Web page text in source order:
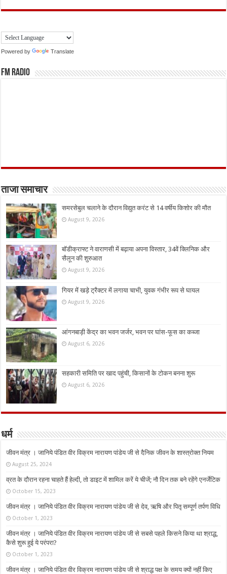
Powered by Translate
FM Radio
ताजा समाचार
समरसेबुल चलाने के दौरान विद्युत करंट से 14 वर्षीय किशोर की मौत
August 9, 2026
बॉडीक्राफ्ट ने वाराणसी में बढ़ाया अपना विस्तार, 34वें क्लिनिक और
सैलून की शुरुआत
August 9, 2026
गियर में खड़े ट्रैक्टर में लगाया चाभी, युवक गंभीर रूप से घायल
August 9, 2026
आंगनबाड़ी केंद्र का भवन जर्जर, भवन पर घांस-फूस का कब्जा
August 6, 2026
सहकारी समिति पर खाद पहुंची, किसानों के टोकन बनना शुरू
August 6, 2026
धर्म
जीवन मंत्र । जानिये पंडित वीर विक्रम नारायण पांडेय जी से दैनिक जीवन के शास्त्रोक्त नियम
August 25, 2024
व्रत के दौरान रहना चाहते हैं हेल्दी, तो डाइट में शामिल करें ये चीजें; नौ दिन तक बने रहेंगे एनर्जेटिक
October 15, 2023
जीवन मंत्र । जानिये पंडित वीर विक्रम नारायण पांडेय जी से देव, ऋषि और पितृ सम्पूर्ण तर्पण विधि
October 1, 2023
जीवन मंत्र । जानिये पंडित वीर विक्रम नारायण पांडेय जी से सबसे पहले किसने किया था श्राद्ध,
कैसे शुरू हुई ये परंपरा?
October 1, 2023
जीवन मंत्र । जानिये पंडित वीर विक्रम नारायण पांडेय जी से श्राद्ध पक्ष के समय क्यों नहीं किए